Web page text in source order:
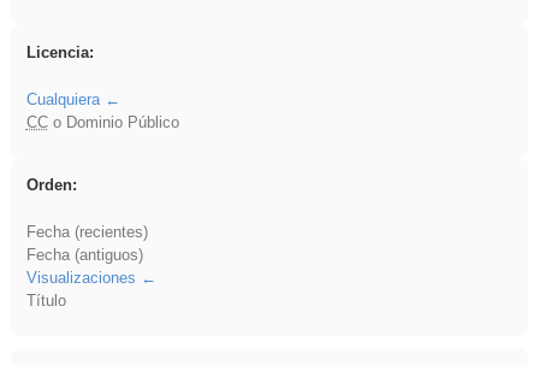
Licencia:
Cualquiera
CCo Dominio Público
Orden:
Fecha (recientes)
Fecha (antiguos)
Visualizaciones
Título